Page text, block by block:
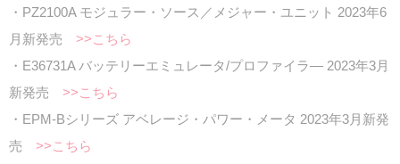
・PZ2100A モジュラー・ソース／メジャー・ユニット 2023年6
月新発売 >>こちら
・E36731A バッテリーエミュレータ/プロファイラ― 2023年3月
新発売 >>こちら
・EPM-Bシリーズ アベレージ・パワー・メータ 2023年3月新発
売 >>こちら